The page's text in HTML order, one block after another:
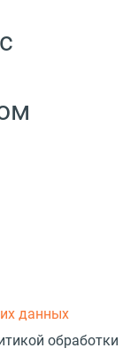
данных
обработки